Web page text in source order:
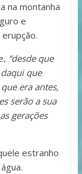
na montanha
e
“desde que
que
era antes,
serão a sua
gerações
estranho